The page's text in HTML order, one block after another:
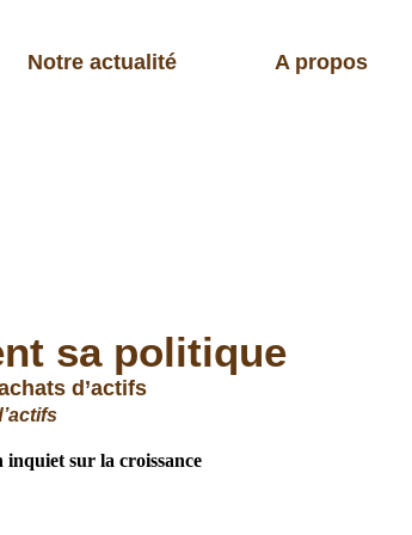
Notre actualité A propos
sa politique
d’actifs
inquiet sur la croissance